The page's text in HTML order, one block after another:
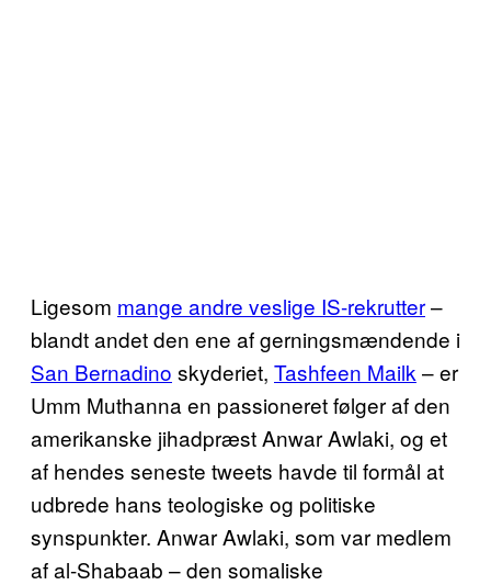
Ligesom mange andre veslige IS-rekrutter–
blandt andet den ene af gerningsmændende i
San Bernadino skyderiet, Tashfeen Mailk – er
Umm Muthanna en passioneret følger af den
amerikanske jihadpræst Anwar Awlaki, og et
af hendes seneste tweets havde til formål at
udbrede hans teologiske og politiske
synspunkter. Anwar Awlaki, som var medlem
af al-Shabaab – den somaliske